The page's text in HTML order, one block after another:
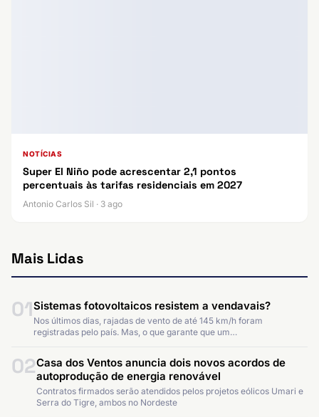
NOTÍCIAS
Super El Niño pode acrescentar 2,1 pontos
percentuais às tarifas residenciais em 2027
Antonio Carlos Sil · 3 ago
Mais Lidas
01Sistemas fotovoltaicos resistem a vendavais?
Nos últimos dias, rajadas de vento de até 145 km/h foram
registradas pelo país. Mas, o que garante que um…
02Casa dos Ventos anuncia dois novos acordos de
autoprodução de energia renovável
Contratos firmados serão atendidos pelos projetos eólicos Umari e
Serra do Tigre, ambos no Nordeste